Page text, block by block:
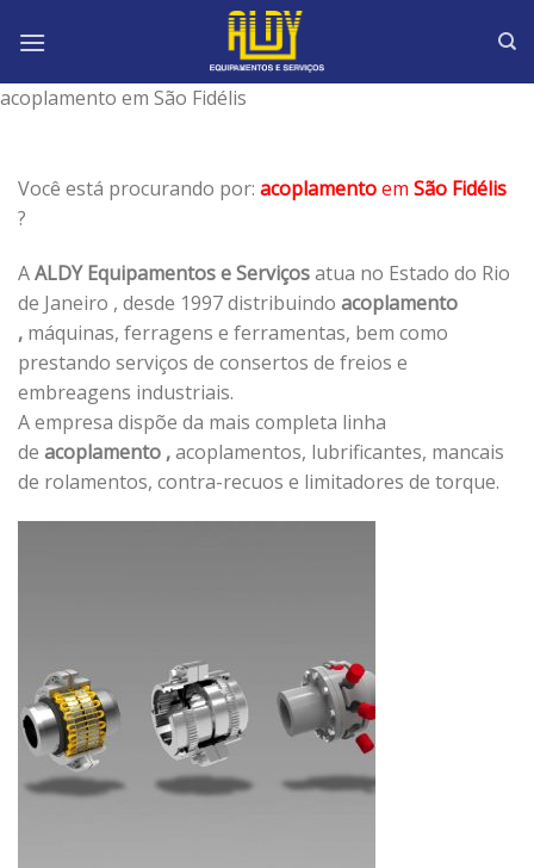
acoplamento em São Fidélis
Você está procurando por: acoplamentoem São Fidélis
?
AALDY Equipamentos e Serviçosatua no Estado do Rio
de Janeiro , desde 1997 distribuindo acoplamento
, máquinas, ferragens e ferramentas, bem como
prestando serviços de consertos de freios e
embreagens industriais.
A empresa dispõe da mais completa linha
de acoplamento ,acoplamentos, lubrificantes, mancais
de rolamentos, contra-recuos e limitadores de torque.